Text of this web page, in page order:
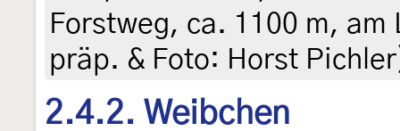
Forstweg, ca. 1100 m,
präp. & Foto: Horst
2.4.2. Weibchen